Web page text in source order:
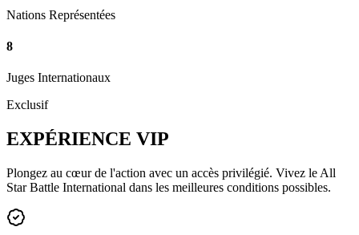
Nations Représentées
8
Juges Internationaux
Exclusif
EXPÉRIENCE VIP
Plongez au cœur de l'action avec un accès privilégié. Vivez le All
Star Battle International dans les meilleures conditions possibles.